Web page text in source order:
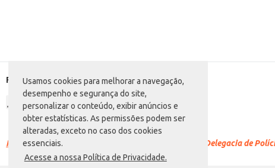
Usamos cookies para melhorar a navegação,
desempenho e segurança do site,
personalizar o conteúdo, exibir anúncios e
obter estatísticas. As permissões podem ser
alteradas, exceto no caso dos cookies
essenciais.
Acesse a nossa Política de Privacidade.
Formas de pagamento
Racismo é crime. Denuncie. Disque 100 ou procure a Delegacia de